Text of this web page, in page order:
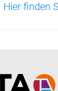
Hier finden